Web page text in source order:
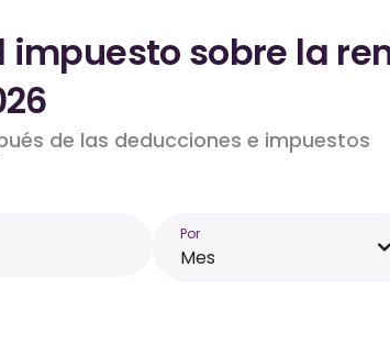
sobre la
de las deducciones e impuestos
Por
Mes